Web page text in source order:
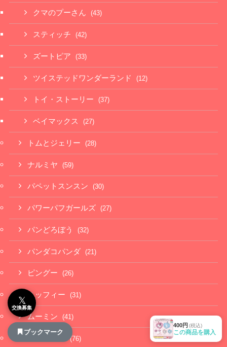
400円 (税込)
この商品を購入
クマのプーさん (43)
スティッチ (42)
ズートピア (33)
ツイステッドワンダーランド (12)
トイ・ストーリー (37)
ベイマックス (27)
トムとジェリー (28)
ナルミヤ (59)
パペットスンスン (30)
パワーパフガールズ (27)
パンどろぼう (32)
パンダコパンダ (21)
ピングー (26)
ミッフィー (31)
ムーミン (41)
(76)
𝕏
交換募集
ブックマーク